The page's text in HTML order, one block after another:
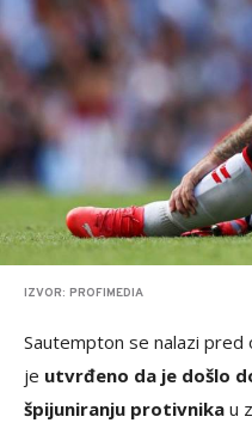
IZVOR: PROFIMEDIA
Sautempton se nalazi pred
je utvrđeno da je došlo
špijuniranju protivnika u